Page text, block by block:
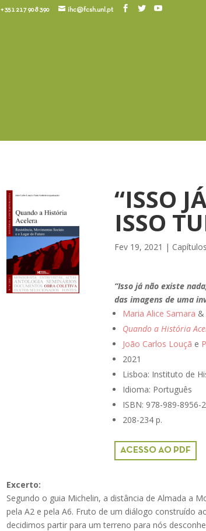
+351 217 908 390 ihc@fcsh.unl.pt
“ISSO
ISSO
Fev 19, 2021 | Capítulos
“Isso já não existe
das imagens de uma
Maria Alice Samara &
Quando a História
João Carlos Louçã e
2021
Lisboa: Instituto de
Idioma: Português
ISBN: 978-989-8956-
208-234 p.
ACESSO AO PDF
Excerto:
Segundo o guia Michelin, a distância de Almada a
pela A2 e pela A6. Fruto de um diálogo construído
decidimos partir para um terreno para nós